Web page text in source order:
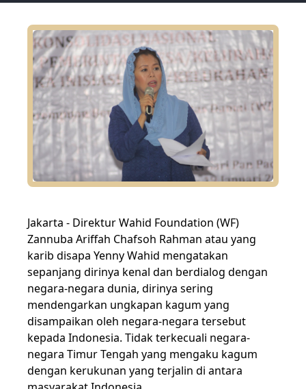
Jakarta - Direktur Wahid Foundation (WF)
Zannuba Ariffah Chafsoh Rahman atau yang
karib disapa Yenny Wahid mengatakan
sepanjang dirinya kenal dan berdialog dengan
negara-negara dunia, dirinya sering
mendengarkan ungkapan kagum yang
disampaikan oleh negara-negara tersebut
kepada Indonesia. Tidak terkecuali negara-
negara Timur Tengah yang mengaku kagum
dengan kerukunan yang terjalin di antara